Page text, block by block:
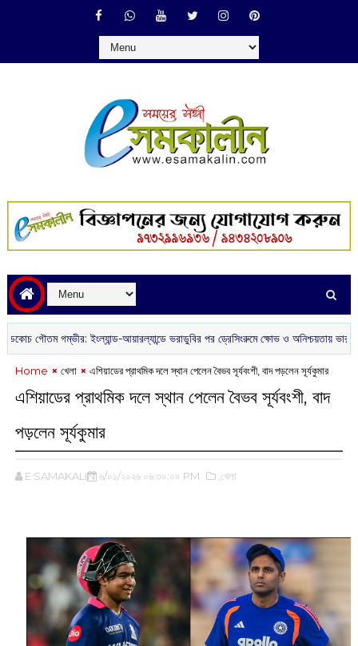
গম্ভীর: ইংল্যান্ড-আয়ারল্যান্ডে ভরাডুবির পর ড্রেসিংরুমে ক্ষোভ ও অনিশ্চয়তায় ভারতীয় ক্রিকেট
Home খেলা এশিয়াডের প্রাথমিক দলে স্থান পেলেন বৈভব সূর্যবংশী, বাদ পড়লেন সূর্যকুমার
এশিয়াডের প্রাথমিক দলে স্থান পেলেন বৈভব সূর্যবংশী, বাদ
পড়লেন সূর্যকুমার
E SAMAKALIN ৬/০১/২০২৬ ০৬:৩০:০০ PM ,খেলা